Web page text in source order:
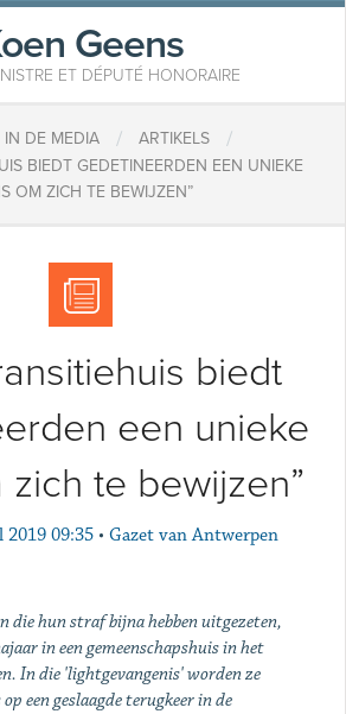
Geens
ET DÉPUTÉ HONORAIRE
IN DE MEDIA / ARTIKELS /
BIEDT GEDETINEERDEN EEN UNIEKE
OM ZICH TE BEWIJZEN”
biedt
een unieke
zich te bewijzen”
09:35 • Gazet van Antwerpen
die hun straf bijna hebben uitgezeten,
in een gemeenschapshuis in het
In die 'light­gevangenis' worden ze
een geslaagde terugkeer in de